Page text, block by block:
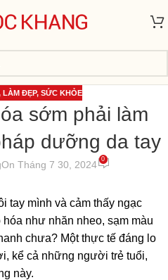
LÀM ĐẸP, SỨC KHỎE
sớm phải làm
dưỡng da tay
On Tháng 7 30, 2024 0
tay mình và cảm thấy ngạc
như nhăn nheo, sạm màu
chưa? Một thực tế đáng lo
kể cả những người trẻ tuổi,
này.